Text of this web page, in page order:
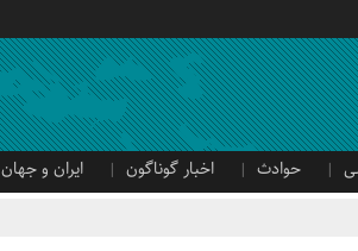
حوادث اخبار گوناگون ایران و جهان